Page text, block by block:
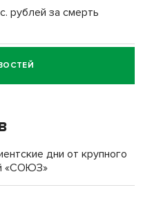
рублей за смерть
за смерть
селе лошади
избиение врачей
дни от крупного
«СОЮЗ»